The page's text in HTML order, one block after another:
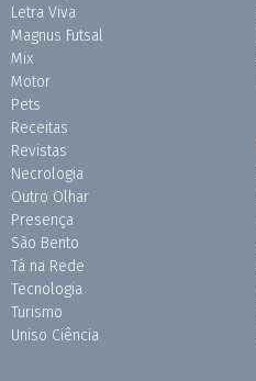
Letra Viva
Magnus Futsal
Mix
Motor
Pets
Receitas
Revistas
Necrologia
Outro Olhar
Presença
São Bento
Tá na Rede
Tecnologia
Turismo
Uniso Ciência